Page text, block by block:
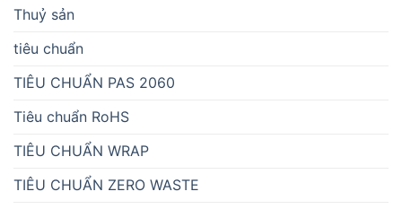
Thuỷ sản
tiêu chuẩn
TIÊU CHUẨN PAS 2060
Tiêu chuẩn RoHS
TIÊU CHUẨN WRAP
TIÊU CHUẨN ZERO WASTE